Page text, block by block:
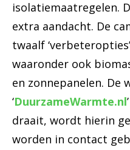
isolatiemaatregelen.
extra aandacht. De
twaalf
waaronder ook
en zonnepanelen. De
‘DuurzameWarmte.nl
draait, wordt hierin
worden in contact